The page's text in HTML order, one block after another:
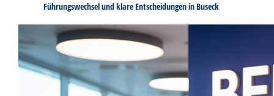
Führungswechsel und klare Entscheidungen in Buseck